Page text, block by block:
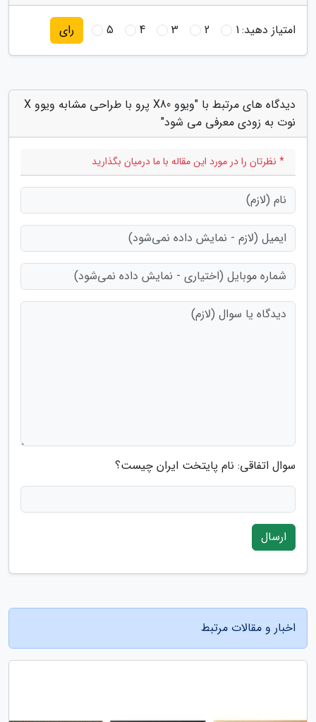
امتیاز دهید:1
2
3
4
5 رای
دیدگاه های مرتبط با "ویوو X80 پرو با طراحی مشابه ویوو X
نوت به زودی معرفی می شود"
* نظرتان را در مورد این مقاله با ما درمیان بگذارید
سوال اتفاقی: نام پایتخت ایران چیست؟
ارسال
اخبار و مقالات مرتبط